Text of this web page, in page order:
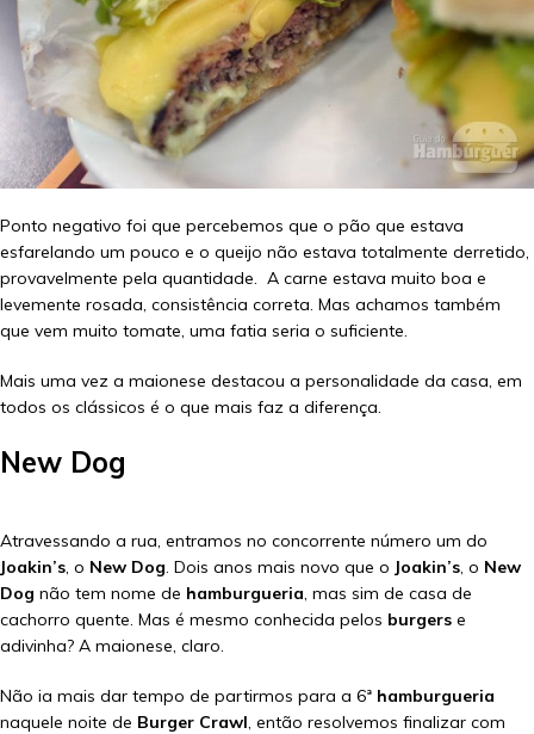
Ponto negativo foi que percebemos que o pão que estava
esfarelando um pouco e o queijo não estava totalmente derretido,
provavelmente pela quantidade. A carne estava muito boa e
levemente rosada, consistência correta. Mas achamos também
que vem muito tomate, uma fatia seria o suficiente.
Mais uma vez a maionese destacou a personalidade da casa, em
todos os clássicos é o que mais faz a diferença.
New Dog
Atravessando a rua, entramos no concorrente número um do
Joakin’s, o New Dog. Dois anos mais novo que o Joakin’s, o New
Dog não tem nome de hamburgueria, mas sim de casa de
cachorro quente. Mas é mesmo conhecida pelos burgers e
adivinha? A maionese, claro.
Não ia mais dar tempo de partirmos para a 6ª hamburgueria
naquele noite de Burger Crawl, então resolvemos finalizar com